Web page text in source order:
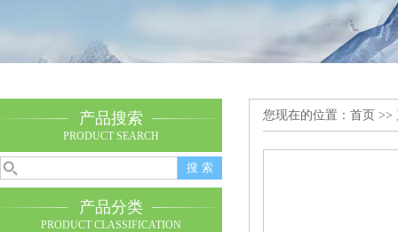
产品搜索
PRODUCT SEARCH
产品分类
PRODUCT CLASSIFICATION
您现在的位置： 首页 >>